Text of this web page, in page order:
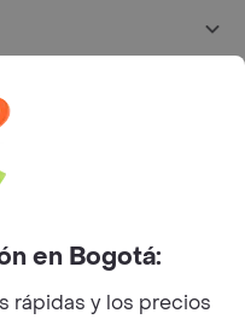
Instagram
reserved.
en Bogotá:
rápidas y los precios